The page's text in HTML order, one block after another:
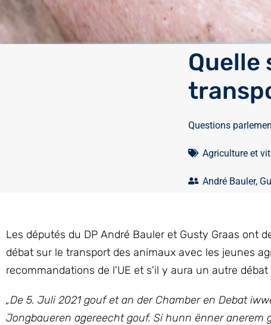
Quelle
Questions
Agriculture et
André Bauler,
Les députés du DP André Bauler et Gusty Graas ont
débat sur le transport des animaux avec les jeunes
recommandations de l'UE et s'il y aura un autre débat
„De 5. Juli 2021 gouf et an der Chamber en Debat
Jongbaueren agereecht gouf. Si hunn ënner anerem